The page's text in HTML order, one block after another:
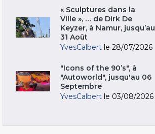
« Sculptures dans la
Ville », … de Dirk De
Keyzer, à Namur, jusqu’au
31 Août
YvesCalbert le 28/07/2026
"Icons of the 90’s", à
"Autoworld", jusqu'au 06
Septembre
YvesCalbert le 03/08/2026